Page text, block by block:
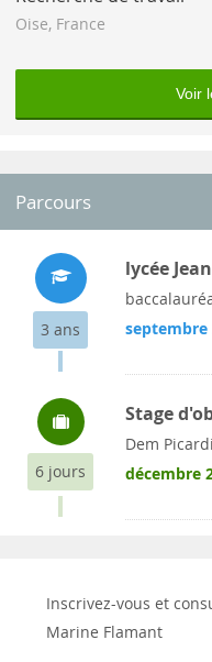
Oise, France
Voir
Parcours
3 ans
lycée
septembre
6 jours
Stage
Dem
décembre
Inscrivez-vous et
Marine Flamant